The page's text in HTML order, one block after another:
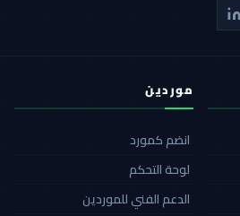
موردين
انضم كمورد
لوحة التحكم
الدعم الفني للموردين